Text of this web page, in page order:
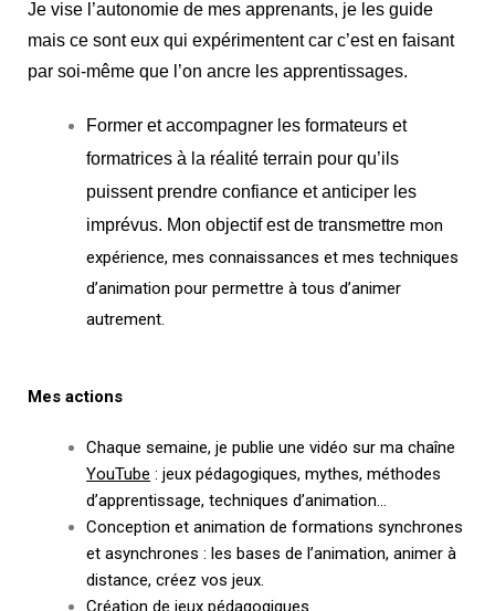
Je vise l’autonomie de mes apprenants, je les guide
mais ce sont eux qui expérimentent car c’est en faisant
par soi-même que l’on ancre les apprentissages.
Former et accompagner les formateurs et
formatrices à la réalité terrain pour qu’ils
puissent prendre confiance et anticiper les
imprévus. Mon objectif est de transmettre mon
expérience, mes connaissances et mes techniques
d’animation pour permettre à tous d’animer
autrement.
Mes actions
Chaque semaine, je publie une vidéo sur ma chaîne
YouTube : jeux pédagogiques, mythes, méthodes
d’apprentissage, techniques d’animation…
Conception et animation de formations synchrones
et asynchrones : les bases de l’animation, animer à
distance, créez vos jeux.
Création de jeux pédagogiques